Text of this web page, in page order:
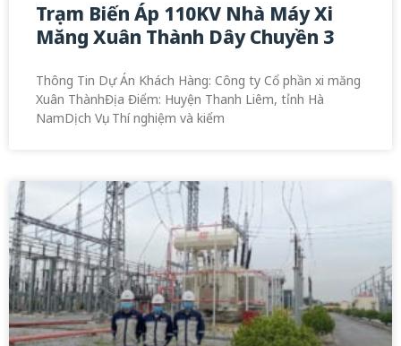
Trạm Biến Áp 110KV Nhà Máy Xi
Măng Xuân Thành Dây Chuyền 3
Thông Tin Dự Án Khách Hàng: Công ty Cổ phần xi măng
Xuân ThànhĐịa Điểm: Huyện Thanh Liêm, tỉnh Hà
NamDịch Vụ: Thí nghiệm và kiểm